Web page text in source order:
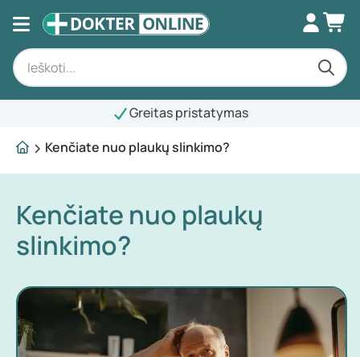
Greitas pristatymas
Kenčiate nuo plaukų slinkimo?
Kenčiate nuo plaukų
slinkimo?